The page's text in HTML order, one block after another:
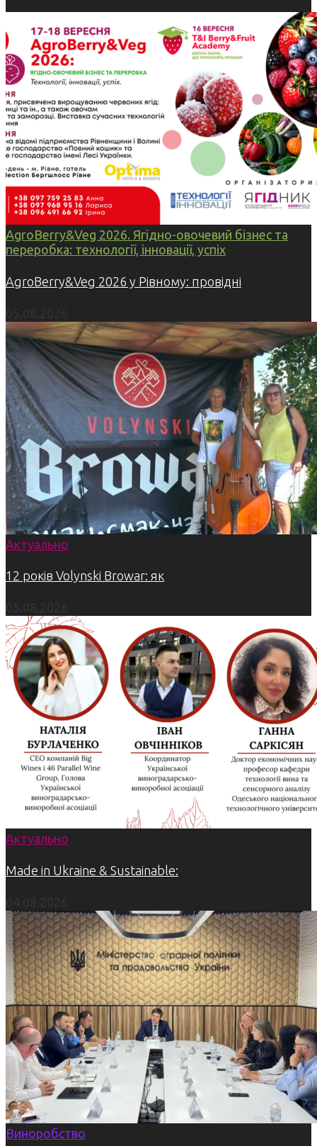
AgroBerry&Veg 2026. Ягідно-овочевий бізнес та
переробка: технології, інновації, успіх
AgroBerry&Veg 2026 у Рівному: провідні
Актуально
12 років Volynski Browar: як
Актуально
Made in Ukraine & Sustainable:
Виноробство